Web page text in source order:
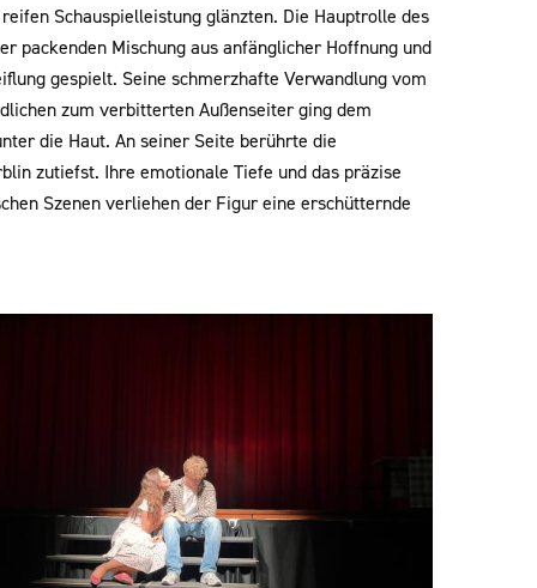
Schauspielleistung glänzten. Die Hauptrolle des
packenden Mischung aus anfänglicher Hoffnung und
gespielt. Seine schmerzhafte Verwandlung vom
zum verbitterten Außenseiter ging dem
die Haut. An seiner Seite berührte die
zutiefst. Ihre emotionale Tiefe und das präzise
Szenen verliehen der Figur eine erschütternde